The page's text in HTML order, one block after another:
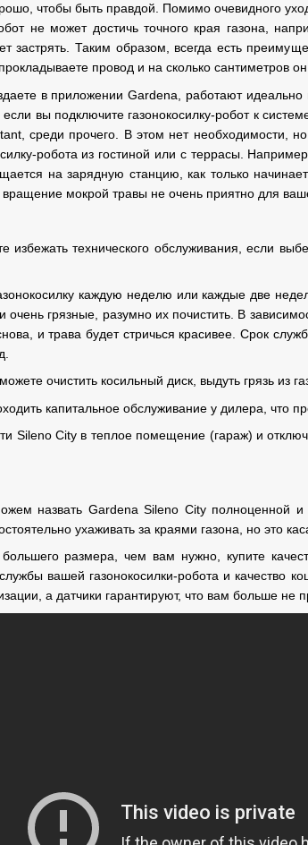
чтобы быть правдой. Помимо очевидного
не может достичь точного края газона,
застрять. Таким образом, всегда есть
провод и на сколько сантиметров
в приложении Gardena, работают
если вы подключите газонокосилку-робот к
среди прочего. В этом нет необходимости,
робота из гостиной или с террасы.
на зарядную станцию, как только
вращение мокрой травы не очень приятно для
технического обслуживания, если
каждую неделю или каждые две
очень грязные, разумно их почистить. В
и трава будет стричься красивее. Срок
очистить косильный диск, выдуть грязь из
капитальное обслуживание у дилера, что
Sileno City в теплое помещение (гараж) и
назвать Gardena Sileno City полноценной и
ухаживать за краями газона, но это
размера, чем вам нужно, купите
вашей газонокосилки-робота и качество
а датчики гарантируют, что вам больше не